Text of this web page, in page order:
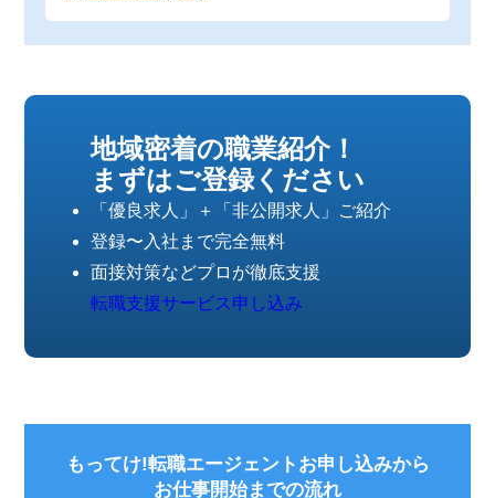
地域密着の職業紹介！
まずはご登録ください
「優良求人」＋「非公開求人」ご紹介
登録〜入社まで完全無料
面接対策などプロが徹底支援
転職支援サービス申し込み
もってけ!転職エージェントお申し込みから
お仕事開始までの流れ